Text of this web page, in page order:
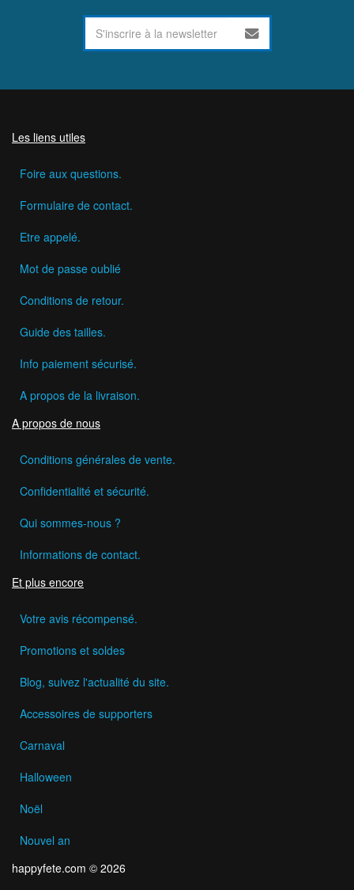
Les liens utiles
Foire aux questions.
Formulaire de contact.
Etre appelé.
Mot de passe oublié
Conditions de retour.
Guide des tailles.
Info paiement sécurisé.
A propos de la livraison.
A propos de nous
Conditions générales de vente.
Confidentialité et sécurité.
Qui sommes-nous ?
Informations de contact.
Et plus encore
Votre avis récompensé.
Promotions et soldes
Blog, suivez l'actualité du site.
Accessoires de supporters
Carnaval
Halloween
Noël
Nouvel an
happyfete.com © 2026